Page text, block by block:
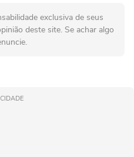
exclusiva de seus
deste site. Se achar algo